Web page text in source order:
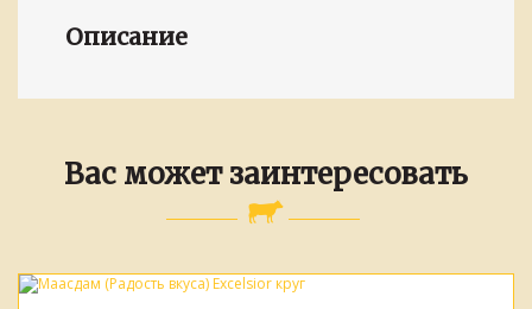
Описание
Вас может заинтересовать